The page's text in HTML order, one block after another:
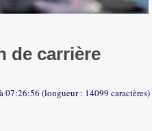
de carrière
(longueur : 14099 caractères)